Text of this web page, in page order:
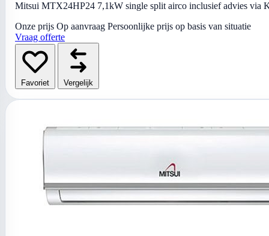
Mitsui MTX24HP24 7,1kW single split airco inclusief advies via
Onze prijs Op aanvraag Persoonlijke prijs op basis van situatie
Vraag offerte
Favoriet Vergelijk